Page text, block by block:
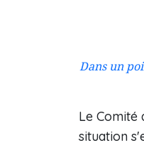
Dans un
Le Comité
situation